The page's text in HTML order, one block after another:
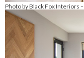
Photo by Black Fox Interiors –